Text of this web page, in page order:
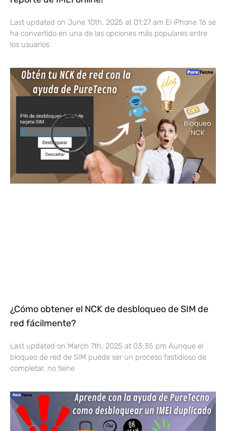
Last updated on June 10th, 2025 at 01:27 am El iPhone 16 se
ha convertido en una de las opciones más populares entre
los usuarios
¿Cómo obtener el NCK de desbloqueo de SIM de
red fácilmente?
Last updated on March 7th, 2025 at 03:35 pm Aunque el
bloqueo de red de SIM puede ser un proceso fastidioso de
completar, no tiene